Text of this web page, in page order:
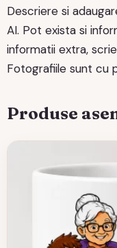
Descriere si
AI. Pot exista si
informatii extra,
Fotografiile sunt cu
Produse